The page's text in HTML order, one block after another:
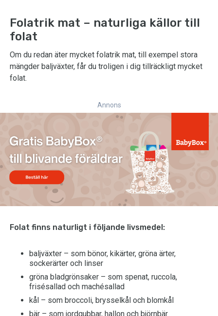
Folatrik mat – naturliga källor till
folat
Om du redan äter mycket folatrik mat, till exempel stora
mängder baljväxter, får du troligen i dig tillräckligt mycket
folat.
Annons
Folat finns naturligt i följande livsmedel:
baljväxter – som bönor, kikärter, gröna ärter,
sockerärter och linser
gröna bladgrönsaker – som spenat, ruccola,
frisésallad och machésallad
kål – som broccoli, brysselkål och blomkål
bär – som jordgubbar, hallon och björnbär